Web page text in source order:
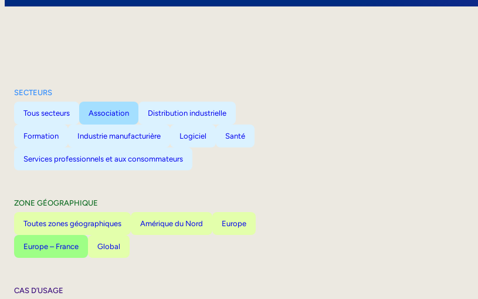
SECTEURS
Tous secteurs Association Distribution industrielle
Formation Industrie manufacturière Logiciel Santé
Services professionnels et aux consommateurs
ZONE GÉOGRAPHIQUE
Toutes zones géographiques Amérique du Nord Europe
Europe – France Global
CAS D’USAGE